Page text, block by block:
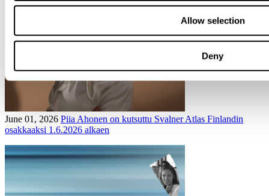
Allow selection
Deny
June 01, 2026 Piia Ahonen on kutsuttu Svalner Atlas Finlandin
osakkaaksi 1.6.2026 alkaen